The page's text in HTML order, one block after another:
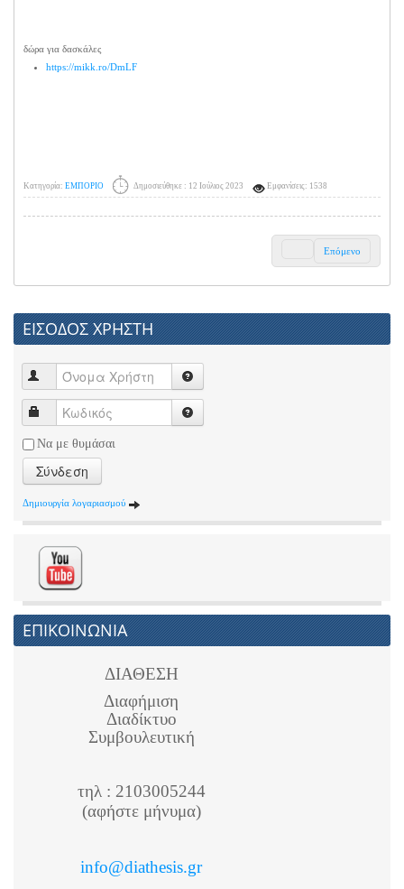
δώρα για δασκάλες
https://mikk.ro/DmLF
Κατηγορία: ΕΜΠΟΡΙΟ Δημοσιεύθηκε : 12 Ιούλιος 2023 Εμφανίσεις: 1538
Επόμενο
ΕΙΣΟΔΟΣ ΧΡΗΣΤΗ
Να με θυμάσαι
Σύνδεση
Δημιουργία λογαριασμού
ΕΠΙΚΟΙΝΩΝΙΑ
ΔΙΑΘΕΣΗ
Διαφήμιση
Διαδίκτυο
Συμβουλευτική
τηλ : 2103005244
(αφήστε μήνυμα)
info@diathesis.gr